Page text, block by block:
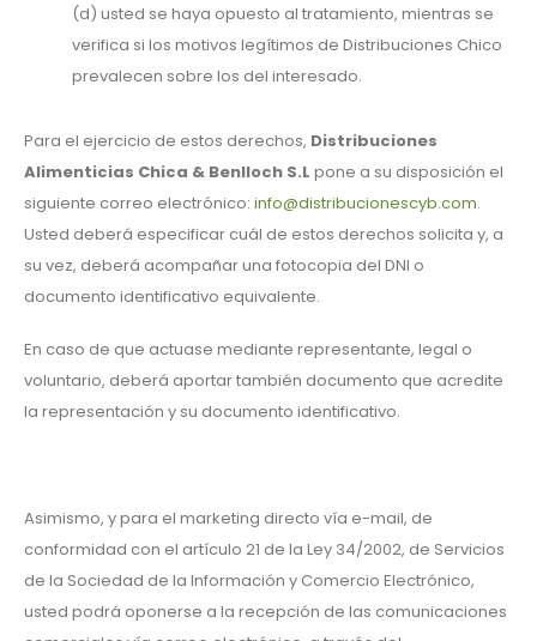
(d) usted se haya opuesto al tratamiento, mientras se
verifica si los motivos legítimos de Distribuciones Chico
prevalecen sobre los del interesado.
Para el ejercicio de estos derechos, Distribuciones
Alimenticias Chica & Benlloch S.L pone a su disposición el
siguiente correo electrónico: info@distribucionescyb.com.
Usted deberá especificar cuál de estos derechos solicita y, a
su vez, deberá acompañar una fotocopia del DNI o
documento identificativo equivalente.
En caso de que actuase mediante representante, legal o
voluntario, deberá aportar también documento que acredite
la representación y su documento identificativo.
Asimismo, y para el marketing directo vía e-mail, de
conformidad con el artículo 21 de la Ley 34/2002, de Servicios
de la Sociedad de la Información y Comercio Electrónico,
usted podrá oponerse a la recepción de las comunicaciones